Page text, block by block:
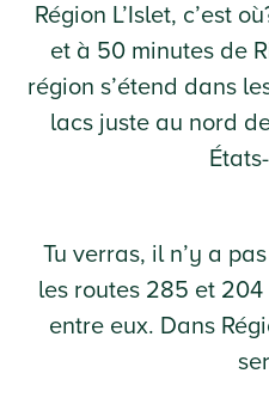
Région L’Islet, c’est
et à 50 minutes de
région s’étend dans
lacs juste au nord
Tu verras, il n’y a
les routes 285 et
entre eux. Dans